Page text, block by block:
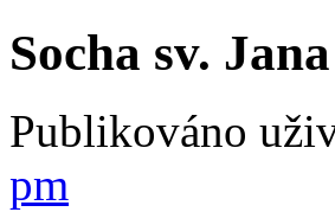
Socha sv.
Publikováno
pm